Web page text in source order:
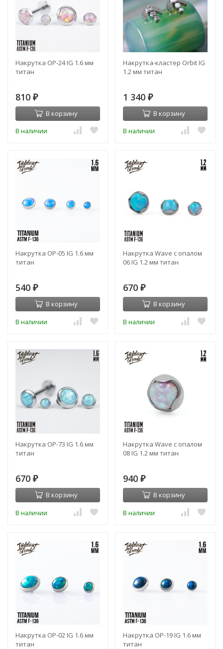
Накрутка OP-24 IG 1.6 мм
титан
810 ₽
В корзину
В наличии
Накрутка-кластер Orbit IG
1.2 мм титан
1 340 ₽
В корзину
В наличии
Накрутка OP-05 IG 1.6 мм
титан
540 ₽
В корзину
В наличии
Накрутка Wave с опалом
06 IG 1.2 мм титан
670 ₽
В корзину
В наличии
Накрутка OP-73 IG 1.6 мм
титан
670 ₽
В корзину
В наличии
Накрутка Wave с опалом
08 IG 1.2 мм титан
940 ₽
В корзину
В наличии
Накрутка OP-02 IG 1.6 мм
титан
Накрутка OP-19 IG 1.6 мм
титан